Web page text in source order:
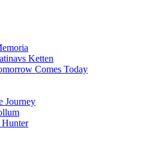
Ketten
Comes Today
Journey